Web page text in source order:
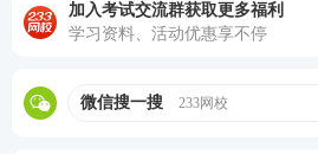
准考证打印时间一般在考前1周内
议大家尽快打印好。
加入考试交流群获取更多福利
学习资料、活动优惠享不停
微信搜一搜 233网校